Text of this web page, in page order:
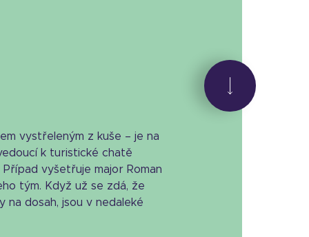
vystřeleným z kuše – je na
k turistické chatě
vyšetřuje major Roman
tým. Když už se zdá, že
na dosah, jsou v nedaleké